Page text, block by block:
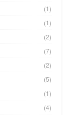
(1)
(1)
(2)
(7)
(2)
(5)
(1)
(4)